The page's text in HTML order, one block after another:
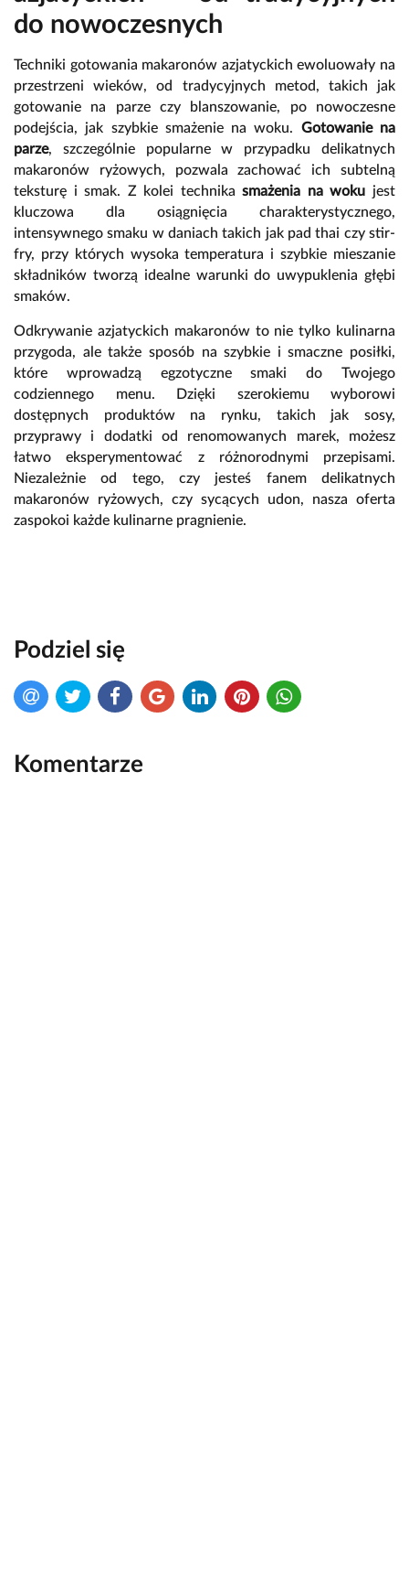
do nowoczesnych
Techniki gotowania makaronów azjatyckich ewoluowały na
przestrzeni wieków, od tradycyjnych metod, takich jak
gotowanie na parze czy blanszowanie, po nowoczesne
podejścia, jak szybkie smażenie na woku. Gotowanie na
parze, szczególnie popularne w przypadku delikatnych
makaronów ryżowych, pozwala zachować ich subtelną
teksturę i smak. Z kolei technikasmażenia na woku jest
kluczowa dla osiągnięcia charakterystycznego,
intensywnego smaku w daniach takich jak pad thai czy stir-
fry, przy których wysoka temperatura i szybkie mieszanie
składników tworzą idealne warunki do uwypuklenia głębi
smaków.
Odkrywanie azjatyckich makaronów to nie tylko kulinarna
przygoda, ale także sposób na szybkie i smaczne posiłki,
które wprowadzą egzotyczne smaki do Twojego
codziennego menu. Dzięki szerokiemu wyborowi
dostępnych produktów na rynku, takich jak sosy,
przyprawy i dodatki od renomowanych marek, możesz
łatwo eksperymentować z różnorodnymi przepisami.
Niezależnie od tego, czy jesteś fanem delikatnych
makaronów ryżowych, czy sycących udon, nasza oferta
zaspokoi każde kulinarne pragnienie.
Podziel się
Komentarze